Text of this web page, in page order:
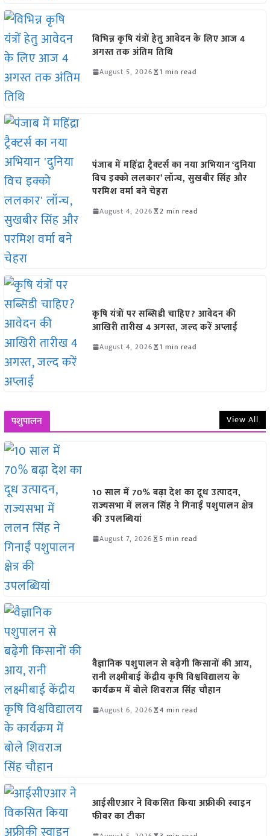
विभिन्न कृषि यंत्रों हेतु आवेदन के लिए आज 4
अगस्त तक अंतिम तिथि
August 5, 2026 1 min read
पंजाब में महिंद्रा ट्रैक्टर्स का नया अभियान ‘दुनिया
विच इक्को ललकार’ लॉन्च, सुखबीर सिंह और
परमिश वर्मा बने चेहरा
August 4, 2026 2 min read
कृषि यंत्रों पर सब्सिडी चाहिए? आवेदन की
आखिरी तारीख 4 अगस्त, जल्द करें अप्लाई
August 4, 2026 1 min read
पशुपालन View All
10 साल में 70% बढ़ा देश का दूध उत्पादन,
राज्यसभा में ललन सिंह ने गिनाईं पशुपालन क्षेत्र
की उपलब्धियां
August 7, 2026 5 min read
वैज्ञानिक पशुपालन से बढ़ेगी किसानों की आय,
रानी लक्ष्मीबाई केंद्रीय कृषि विश्वविद्यालय के
कार्यक्रम में बोले शिवराज सिंह चौहान
August 6, 2026 4 min read
आईसीएआर ने विकसित किया अफ्रीकी स्वाइन
फीवर का टीका